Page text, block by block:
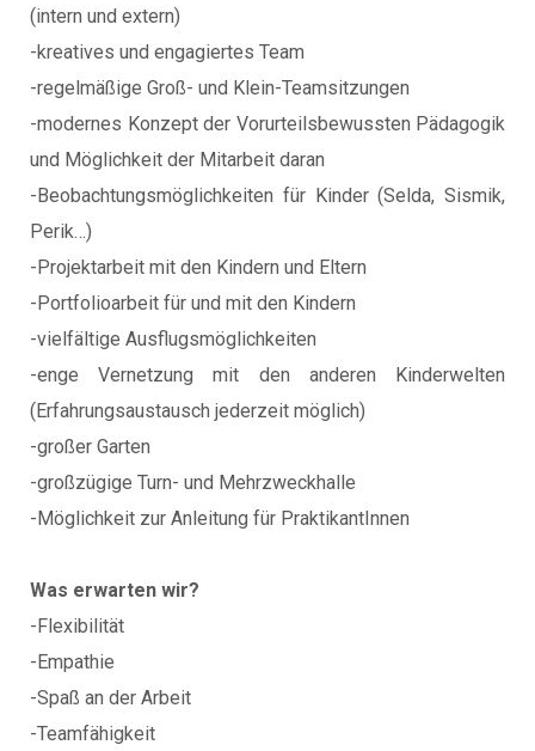
(intern und extern)
-kreatives und engagiertes Team
-regelmäßige Groß- und Klein-Teamsitzungen
-modernes Konzept der Vorurteilsbewussten Pädagogik
und Möglichkeit der Mitarbeit daran
-Beobachtungsmöglichkeiten für Kinder (Selda, Sismik,
Perik…)
-Projektarbeit mit den Kindern und Eltern
-Portfolioarbeit für und mit den Kindern
-vielfältige Ausflugsmöglichkeiten
-enge Vernetzung mit den anderen Kinderwelten
(Erfahrungsaustausch jederzeit möglich)
-großer Garten
-großzügige Turn- und Mehrzweckhalle
-Möglichkeit zur Anleitung für PraktikantInnen
Was erwarten wir?
-Flexibilität
-Empathie
-Spaß an der Arbeit
-Teamfähigkeit